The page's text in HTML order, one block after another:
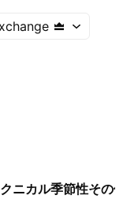
ニカル季節性その